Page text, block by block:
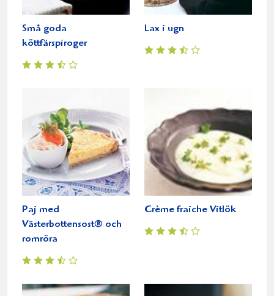
Små goda
köttfärspiroger
Lax i ugn
Paj med
Västerbottensost® och
romröra
Crème fraiche Vitlök